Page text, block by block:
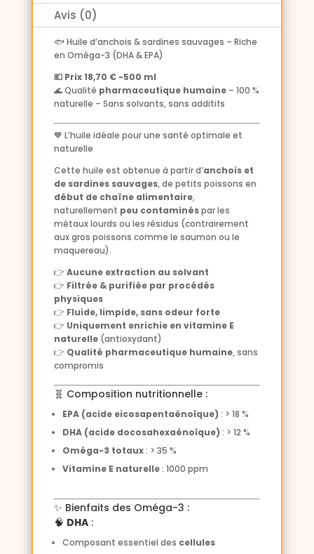
Avis (0)
🐟 Huile d’anchois & sardines sauvages – Riche
en Oméga-3 (DHA & EPA)
💶 Prix 18,70 € -500 ml
🌊 Qualité pharmaceutique humaine– 100 %
naturelle – Sans solvants, sans additifs
🧡 L’huile idéale pour une santé optimale et
naturelle
Cette huile est obtenue à partir d’anchois et
de sardines sauvages, de petits poissons en
début de chaîne alimentaire,
naturellement peu contaminéspar les
métaux lourds ou les résidus (contrairement
aux gros poissons comme le saumon ou le
maquereau).
👉 Aucune extraction au solvant
👉 Filtrée & purifiée par procédés
physiques
👉 Fluide, limpide, sans odeur forte
👉 Uniquement enrichie en vitamine E
naturelle(antioxydant)
👉 Qualité pharmaceutique humaine, sans
compromis
🧬 Composition nutritionnelle :
EPA (acide eicosapentaénoïque) : > 18 %
DHA (acide docosahexaénoïque) : > 12 %
Oméga-3 totaux: > 35 %
Vitamine E naturelle: 1000 ppm
✨ Bienfaits des Oméga-3 :
🧠 DHA:
Composant essentiel des cellules